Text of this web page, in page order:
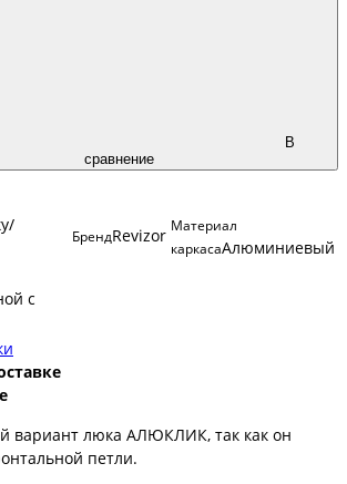
В
сравнение
БрендRevizor Материал
каркасаАлюминиевый
с
вариант люка АЛЮКЛИК, так как он
петли.